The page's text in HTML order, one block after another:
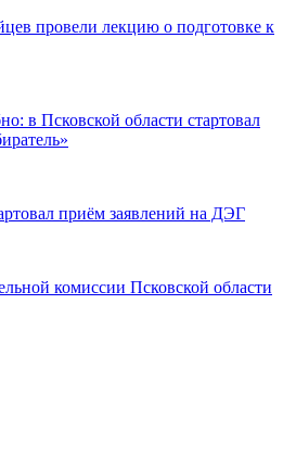
провели лекцию о подготовке к
в Псковской области стартовал
приём заявлений на ДЭГ
комиссии Псковской области